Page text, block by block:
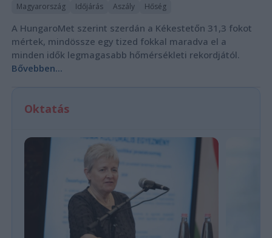
Magyarország Időjárás Aszály Hőség
A HungaroMet szerint szerdán a Kékestetőn 31,3 fokot
mértek, mindössze egy tized fokkal maradva el a
minden idők legmagasabb hőmérsékleti rekordjától.
Bővebben...
Oktatás